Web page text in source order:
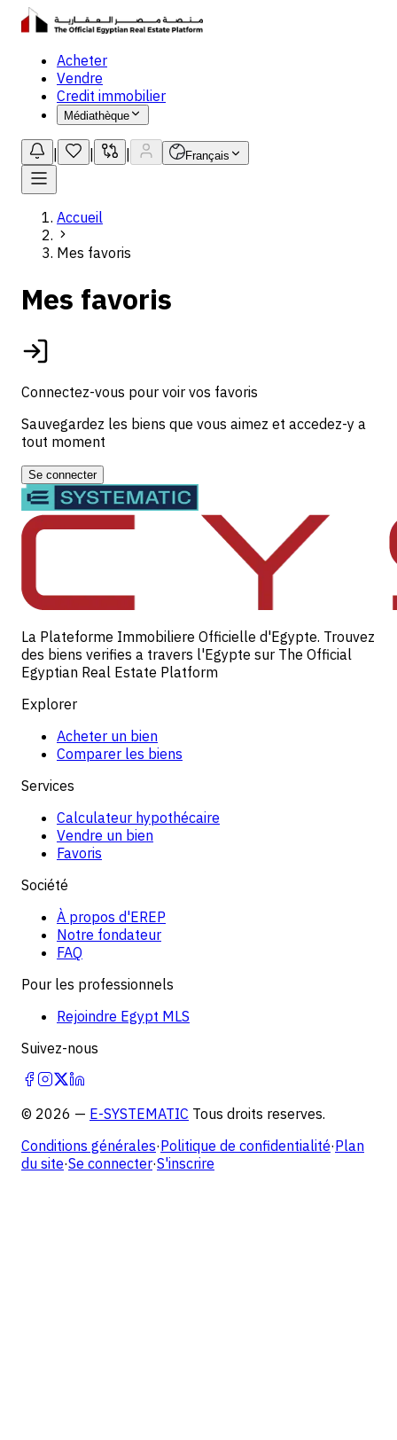
Acheter
Vendre
Credit immobilier
Médiathèque
Français
Accueil
Mes favoris
Mes favoris
Connectez-vous pour voir vos favoris
Sauvegardez les biens que vous aimez et accedez-y a
tout moment
Se connecter
La Plateforme Immobiliere Officielle d'Egypte. Trouvez
des biens verifies a travers l'Egypte sur The Official
Egyptian Real Estate Platform
Explorer
Acheter un bien
Comparer les biens
Services
Calculateur hypothécaire
Vendre un bien
Favoris
Société
À propos d'EREP
Notre fondateur
FAQ
Pour les professionnels
Rejoindre Egypt MLS
Suivez-nous
© 2026 — E-SYSTEMATIC Tous droits reserves.
Conditions générales·Politique de confidentialité·Plan
du site·Se connecter·S'inscrire